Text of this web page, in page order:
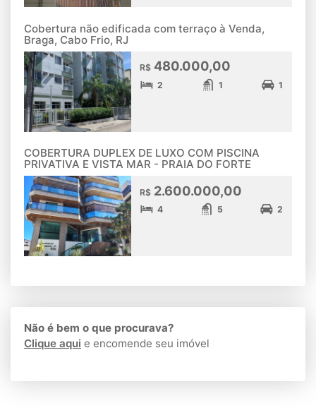
Cobertura não edificada com terraço à Venda,
Braga, Cabo Frio, RJ
R$ 480.000,00
2 1 1
COBERTURA DUPLEX DE LUXO COM PISCINA
PRIVATIVA E VISTA MAR - PRAIA DO FORTE
R$ 2.600.000,00
4 5 2
Não é bem o que procurava?
Clique aqui e encomende seu imóvel